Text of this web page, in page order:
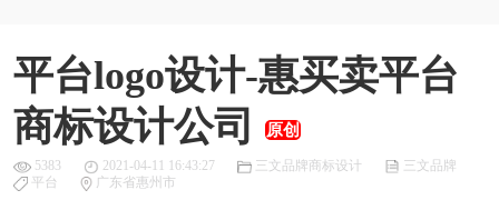
平台logo设计-惠买卖平台
商标设计公司
原创
5383 2021-04-11 16:43:27 三文品牌商标设计
三文品牌
平台
广东省惠州市